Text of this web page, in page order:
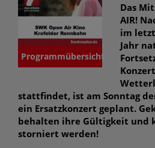
Programmübersicht
Das
AIR!
im
Jahr
stattfindet, ist am Sonntag
ein Ersatzkonzert geplant.
behalten ihre Gültigkeit und
storniert werden!